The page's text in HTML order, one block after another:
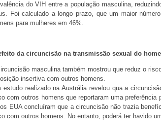
do VIH entre a população masculina,
Foi calculado a longo prazo, que um maior
para mulheres em 46%.
da circuncisão na transmissão sexual do
masculina também mostrou que reduz o
insertiva com outros homens.
estudo realizado na Austrália revelou qua a
com outros homens que reportaram uma
EUA concluíram que a circuncisão não trazia
com outros homens. No entanto, poderá ter havido